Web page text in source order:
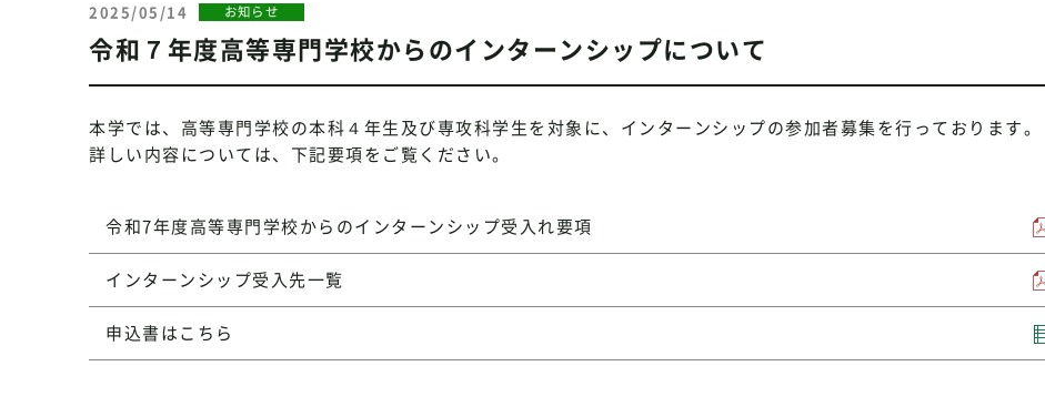
2025/05/14 お知らせ
令和７年度高等専門学校からのインターンシップについて
本学では、高等専門学校の本科４年生及び専攻科学生を対象に、インターンシップの参加者募集を行っております。
詳しい内容については、下記要項をご覧ください。
令和7年度高等専門学校からのインターンシップ受入れ要項
インターンシップ受入先一覧
申込書はこちら